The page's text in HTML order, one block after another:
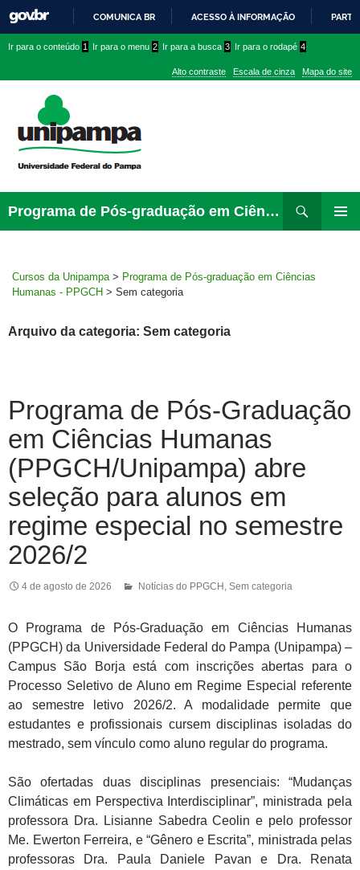
PARA
CONTEÚDO
COMUNICA BR ACESSO À INFORMAÇÃO
conteúdo
menu
superior
menu
Ir para o conteúdo 1 Ir para o menu 2 Ir para a busca 3 Ir para o rodapé 4
Alto contraste Escala de cinza Mapa do site
Programa de Pós-graduação em Ciências Humanas – PPGCH
para
Cursos da Unipampa > Programa de Pós-graduação em Ciências
Humanas - PPGCH > Sem categoria
Arquivo da categoria: Sem categoria
Programa de Pós-Graduação
em Ciências Humanas
(PPGCH/Unipampa) abre
seleção para alunos em
regime especial no semestre
2026/2
4 de agosto de 2026 Notícias do PPGCH Sem categoria
O Programa de Pós-Graduação em Ciências Humanas
(PPGCH) da Universidade Federal do Pampa (Unipampa) –
Campus São Borja está com inscrições abertas para o
Processo Seletivo de Aluno em Regime Especial referente
ao semestre letivo 2026/2. A modalidade permite que
estudantes e profissionais cursem disciplinas isoladas do
mestrado, sem vínculo como aluno regular do programa.
São ofertadas duas disciplinas presenciais: “Mudanças
Climáticas em Perspectiva Interdisciplinar”, ministrada pela
professora Dra. Lisianne Sabedra Ceolin e pelo professor
Me. Ewerton Ferreira, e “Gênero e Escrita”, ministrada pelas
professoras Dra. Paula Daniele Pavan e Dra. Renata